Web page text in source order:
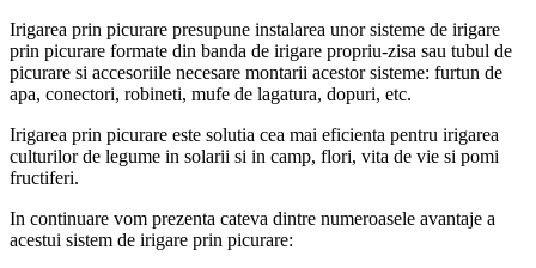
Irigarea prin picurare presupune instalarea unor sisteme de irigare
prin picurare formate din banda de irigare propriu-zisa sau tubul de
picurare si accesoriile necesare montarii acestor sisteme: furtun de
apa, conectori, robineti, mufe de lagatura, dopuri, etc.
Irigarea prin picurare este solutia cea mai eficienta pentru irigarea
culturilor de legume in solarii si in camp, flori, vita de vie si pomi
fructiferi.
In continuare vom prezenta cateva dintre numeroasele avantaje a
acestui sistem de irigare prin picurare: